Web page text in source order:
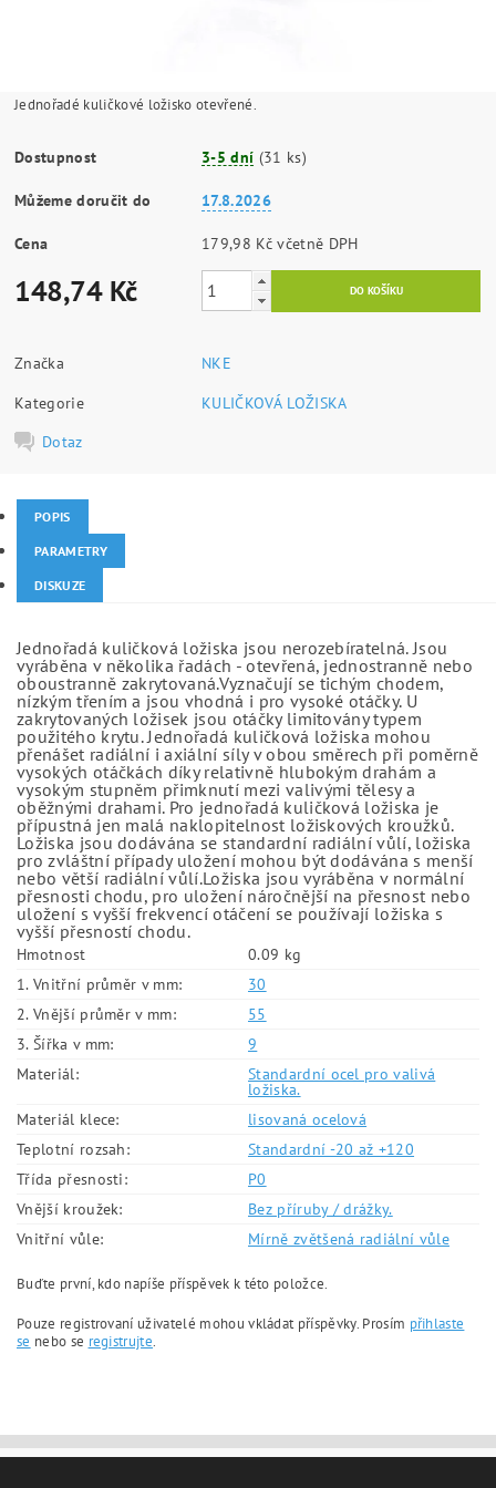
Jednořadé kuličkové ložisko otevřené.
Dostupnost 3-5 dní (31 ks)
Můžeme doručit do 17.8.2026
Cena 179,98 Kč včetně DPH
148,74 Kč
Značka
NKE
Kategorie
KULIČKOVÁ LOŽISKA
Dotaz
POPIS
PARAMETRY
DISKUZE
Jednořadá kuličková ložiska jsou nerozebíratelná. Jsou
vyráběna v několika řadách - otevřená, jednostranně nebo
oboustranně zakrytovaná.Vyznačují se tichým chodem,
nízkým třením a jsou vhodná i pro vysoké otáčky. U
zakrytovaných ložisek jsou otáčky limitovány typem
použitého krytu. Jednořadá kuličková ložiska mohou
přenášet radiální i axiální síly v obou směrech při poměrně
vysokých otáčkách díky relativně hlubokým drahám a
vysokým stupněm přimknutí mezi valivými tělesy a
oběžnými drahami. Pro jednořadá kuličková ložiska je
přípustná jen malá naklopitelnost ložiskových kroužků.
Ložiska jsou dodávána se standardní radiální vůlí, ložiska
pro zvláštní případy uložení mohou být dodávána s menší
nebo větší radiální vůlí.Ložiska jsou vyráběna v normální
přesnosti chodu, pro uložení náročnější na přesnost nebo
uložení s vyšší frekvencí otáčení se používají ložiska s
vyšší přesností chodu.
Hmotnost
0.09 kg
1. Vnitřní průměr v mm:
30
2. Vnější průměr v mm:
55
3. Šířka v mm:
9
Materiál:
Standardní ocel pro valivá
ložiska.
Materiál klece:
lisovaná ocelová
Teplotní rozsah:
Standardní -20 až +120
Třída přesnosti:
P0
Vnější kroužek:
Bez příruby / drážky.
Vnitřní vůle:
Mírně zvětšená radiální vůle
Buďte první, kdo napíše příspěvek k této položce.
Pouze registrovaní uživatelé mohou vkládat příspěvky. Prosím přihlaste
se nebo se registrujte.